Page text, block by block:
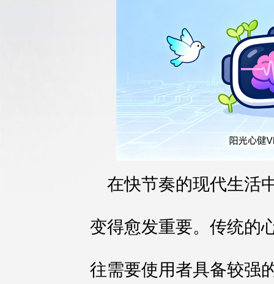
在快节奏的现代生活
变得愈发重要。传统的
往需要使用者具备较强